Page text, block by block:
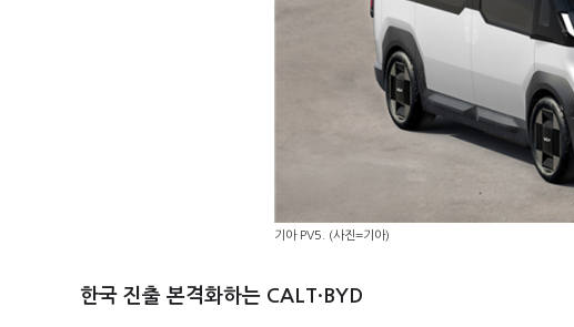
기아 PV5. (사진=기아)
한국 진출 본격화하는 CALT·BYD